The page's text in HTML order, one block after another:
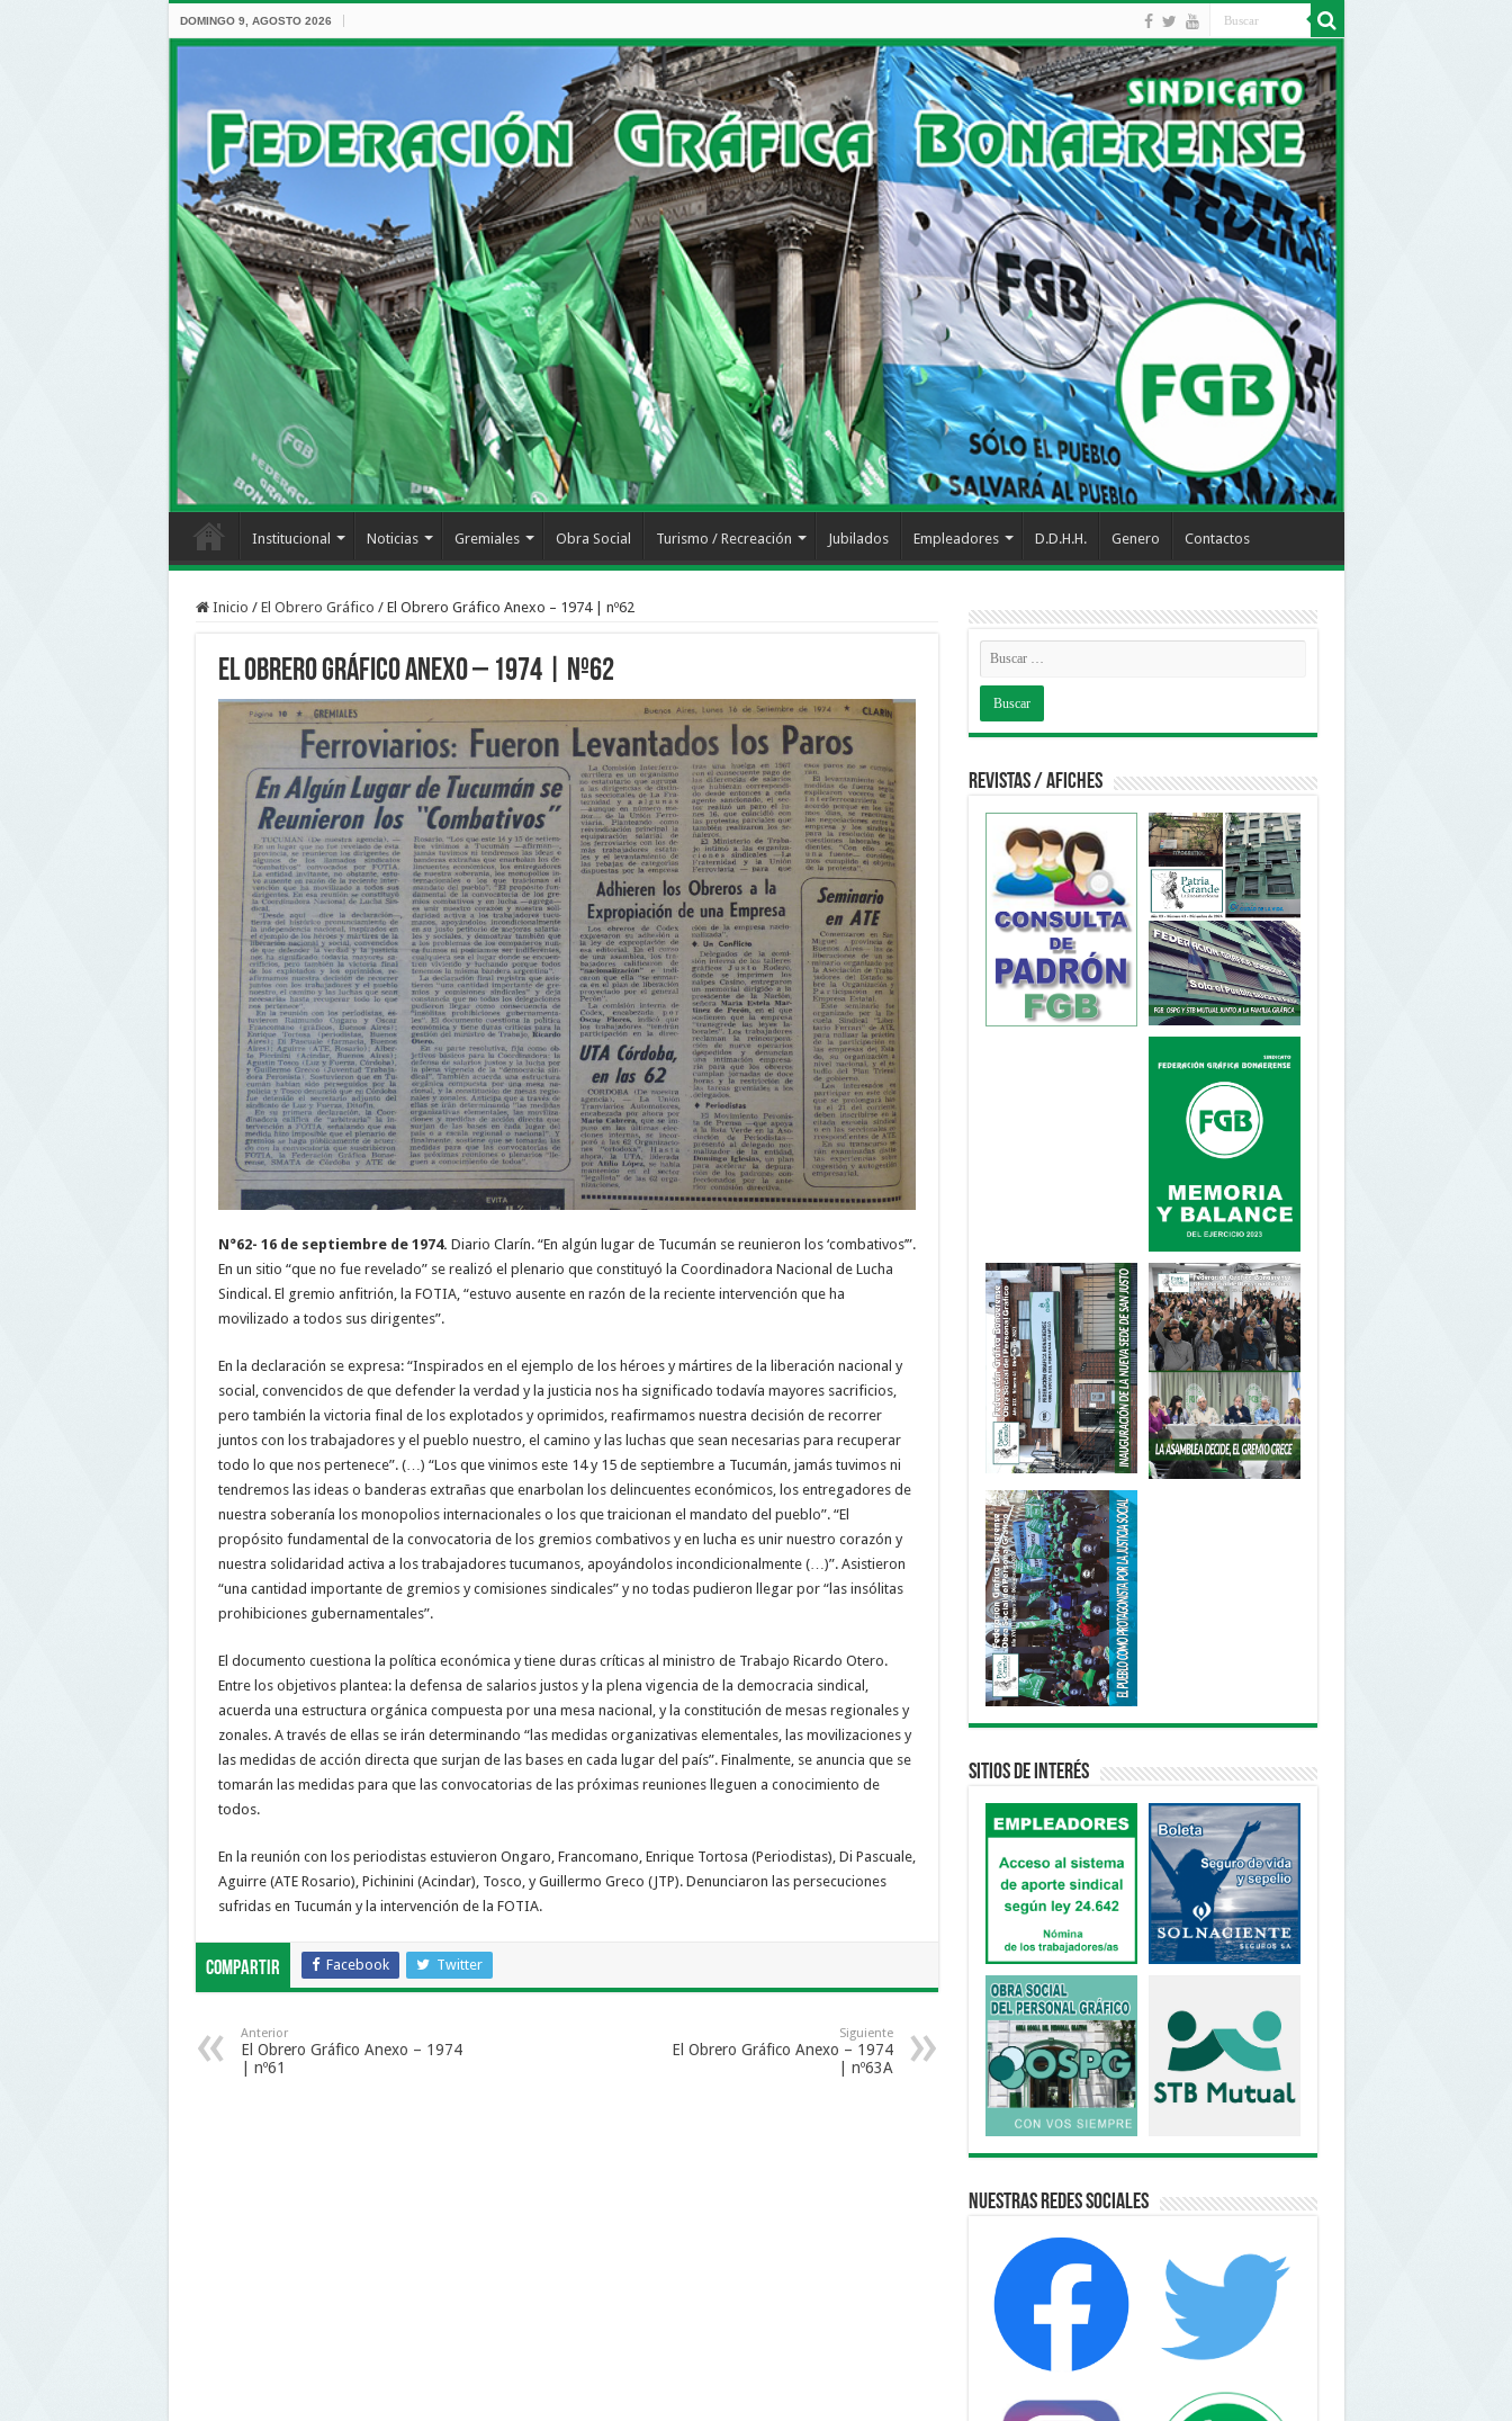
DOMINGO 9, AGOSTO 2026
Institucional Noticias Gremiales Obra Social Turismo / Recreación Jubilados Empleadores D.D.H.H. Genero Contactos
Inicio / El Obrero Gráfico / El Obrero Gráfico Anexo – 1974 | nº62
El Obrero Gráfico Anexo – 1974 | nº62
N°62- 16 de septiembre de 1974. Diario Clarín. “En algún lugar de Tucumán se reunieron los ‘combativos’”.
En un sitio “que no fue revelado” se realizó el plenario que constituyó la Coordinadora Nacional de Lucha
Sindical. El gremio anfitrión, la FOTIA, “estuvo ausente en razón de la reciente intervención que ha
movilizado a todos sus dirigentes”.
En la declaración se expresa: “Inspirados en el ejemplo de los héroes y mártires de la liberación nacional y
social, convencidos de que defender la verdad y la justicia nos ha significado todavía mayores sacrificios,
pero también la victoria final de los explotados y oprimidos, reafirmamos nuestra decisión de recorrer
juntos con los trabajadores y el pueblo nuestro, el camino y las luchas que sean necesarias para recuperar
todo lo que nos pertenece”. (…) “Los que vinimos este 14 y 15 de septiembre a Tucumán, jamás tuvimos ni
tendremos las ideas o banderas extrañas que enarbolan los delincuentes económicos, los entregadores de
nuestra soberanía los monopolios internacionales o los que traicionan el mandato del pueblo”. “El
propósito fundamental de la convocatoria de los gremios combativos y en lucha es unir nuestro corazón y
nuestra solidaridad activa a los trabajadores tucumanos, apoyándolos incondicionalmente (…)”. Asistieron
“una cantidad importante de gremios y comisiones sindicales” y no todas pudieron llegar por “las insólitas
prohibiciones gubernamentales”.
El documento cuestiona la política económica y tiene duras críticas al ministro de Trabajo Ricardo Otero.
Entre los objetivos plantea: la defensa de salarios justos y la plena vigencia de la democracia sindical,
acuerda una estructura orgánica compuesta por una mesa nacional, y la constitución de mesas regionales y
zonales. A través de ellas se irán determinando “las medidas organizativas elementales, las movilizaciones y
las medidas de acción directa que surjan de las bases en cada lugar del país”. Finalmente, se anuncia que se
tomarán las medidas para que las convocatorias de las próximas reuniones lleguen a conocimiento de
todos.
En la reunión con los periodistas estuvieron Ongaro, Francomano, Enrique Tortosa (Periodistas), Di Pascuale,
Aguirre (ATE Rosario), Pichinini (Acindar), Tosco, y Guillermo Greco (JTP). Denunciaron las persecuciones
sufridas en Tucumán y la intervención de la FOTIA.
Compartir Facebook Twitter
Anterior
El Obrero Gráfico Anexo – 1974
| nº61
Siguiente
El Obrero Gráfico Anexo – 1974
| nº63A
Revistas / Afiches
Sitios de interés
Nuestras Redes Sociales